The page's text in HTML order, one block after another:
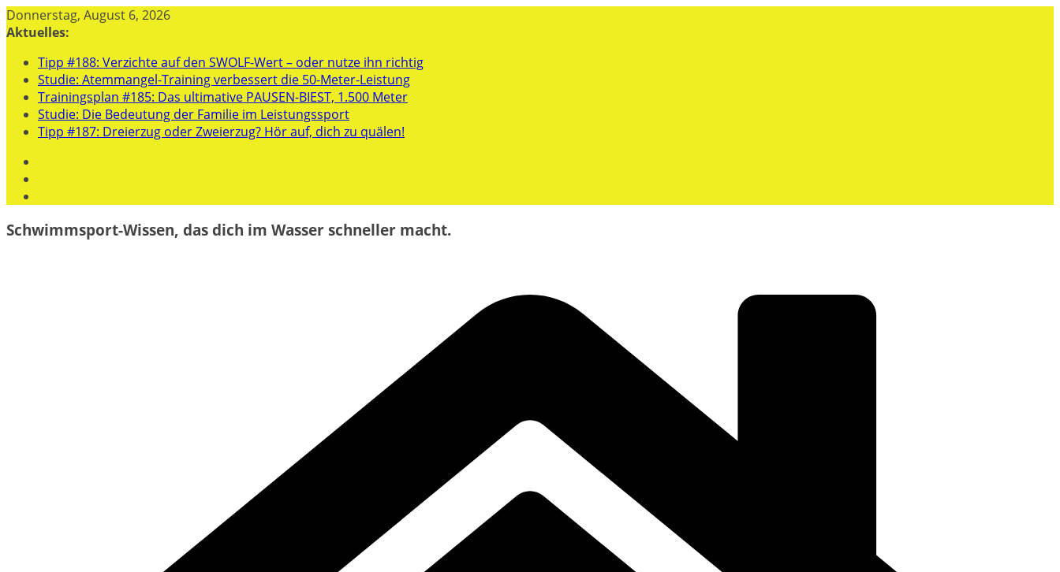
Zum
Inhalt
Donnerstag, August 6, 2026
Aktuelles:
Tipp #188: Verzichte auf den SWOLF-Wert – oder nutze ihn richtig
Studie: Atemmangel-Training verbessert die 50-Meter-Leistung
Trainingsplan #185: Das ultimative PAUSEN-BIEST, 1.500 Meter
Studie: Die Bedeutung der Familie im Leistungssport
Tipp #187: Dreierzug oder Zweierzug? Hör auf, dich zu quälen!
Schwimmsport-Wissen, das dich im Wasser schneller macht.